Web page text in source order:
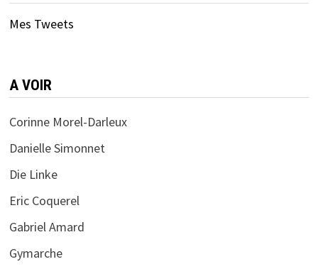
Mes Tweets
A VOIR
Corinne Morel-Darleux
Danielle Simonnet
Die Linke
Eric Coquerel
Gabriel Amard
Gymarche